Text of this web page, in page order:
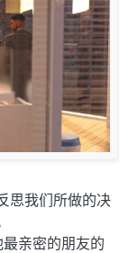
思我们所做的决
亲密的朋友的